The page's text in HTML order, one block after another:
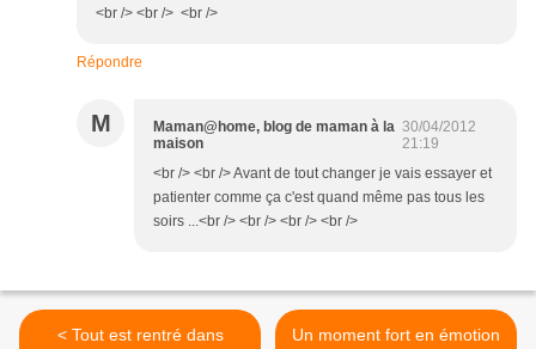
<br /> <br /> <br />
Répondre
M
Maman@home, blog de maman à la
maison
30/04/2012
21:19
<br /> <br /> Avant de tout changer je vais essayer et
patienter comme ça c'est quand même pas tous les
soirs ...<br /> <br /> <br /> <br />
< Tout est rentré dans
Un moment fort en émotion